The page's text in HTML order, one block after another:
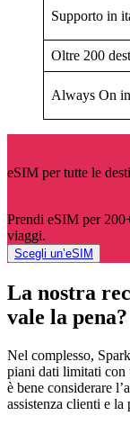
Supporto in
Oltre 200
Always On
eSIM per tutte le
Prendi eSIM per
viaggi.
Scegli un’eSIM
La nostra
vale la pena?
Nel complesso,
piani dati limitati con
è bene considerare
assistenza clienti e